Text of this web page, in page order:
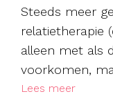
Steeds meer
relatietherapie
alleen met als
voorkomen,
Lees meer